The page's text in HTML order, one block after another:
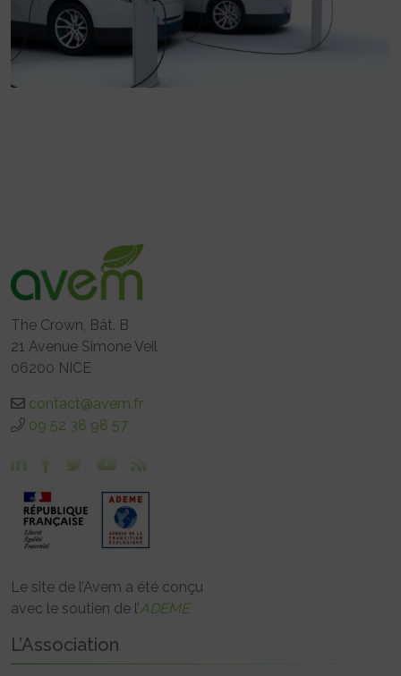
The Crown, Bât. B
21 Avenue Simone Veil
06200 NICE
contact@avem.fr
09 52 38 98 57
Le site de l’Avem a été conçu
avec le soutien de l’ADEME
L’Association